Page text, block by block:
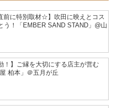
前に特別取材☆】吹田に映えとコス
う！「EMBER SAND STAND」@山
！】ご縁を大切にする店主が営む
柏本」＠五月が丘